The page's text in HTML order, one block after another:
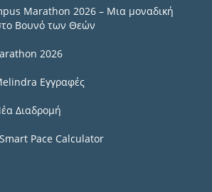
Marathon 2026 – Μια μοναδική
Βουνό των Θεών
2026
Εγγραφές
Διαδρομή
Pace Calculator